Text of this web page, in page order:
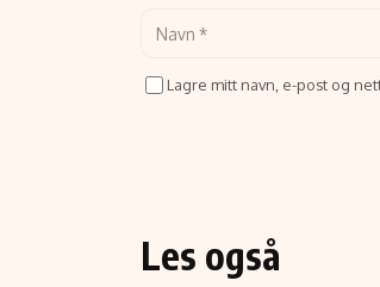
Lagre mitt navn, e-post og
Les også